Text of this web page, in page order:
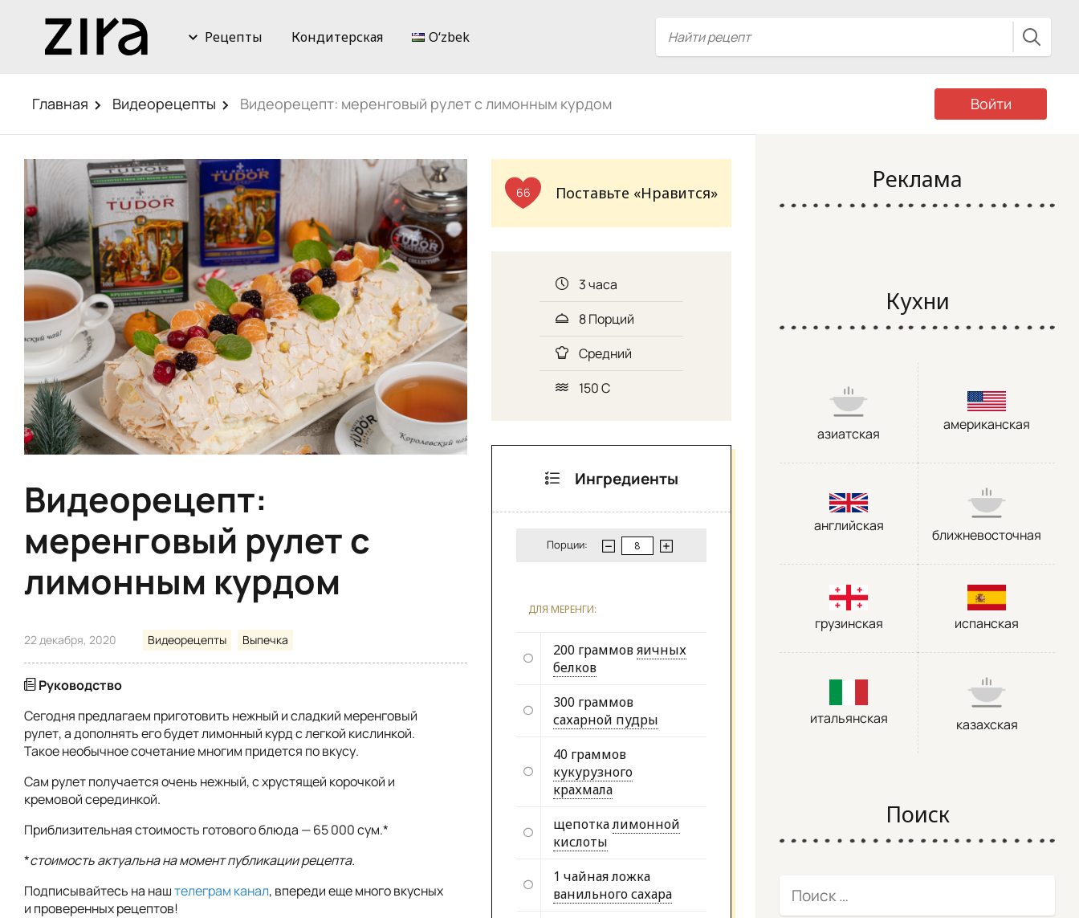
Рецепты Кондитерская Oʻzbek
Главная Видеорецепты Видеорецепт: меренговый рулет с лимонным курдом Войти
Видеорецепт:
меренговый рулет с
лимонным курдом
22 декабря, 2020 Видеорецепты Выпечка
Руководство
Сегодня предлагаем приготовить нежный и сладкий меренговый
рулет, а дополнять его будет лимонный курд с легкой кислинкой.
Такое необычное сочетание многим придется по вкусу.
Сам рулет получается очень нежный, с хрустящей корочкой и
кремовой серединкой.
Приблизительная стоимость готового блюда — 65 000 сум.*
*стоимость актуальна на момент публикации рецепта.
Подписывайтесь на наштелеграм канал, впереди еще много вкусных
и проверенных рецептов!
66 Поставьте «Нравится»
3 часа
8 Порций
Средний
150 С
Ингредиенты
Порции:
ДЛЯ МЕРЕНГИ:
200 граммовяичных
белков
300 граммов
сахарной пудры
40 граммов
кукурузного
крахмала
щепоткалимонной
кислоты
1 чайная ложка
ванильного сахара
Реклама
Кухни
азиатская
американская
английская
ближневосточная
грузинская испанская
итальянская казахская
Поиск